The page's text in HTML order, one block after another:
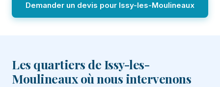
Demander un devis pour Issy-les-Moulineaux
Les quartiers de Issy-les-
Moulineaux où nous intervenons